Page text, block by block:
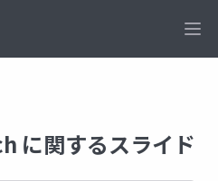
に関するスライド